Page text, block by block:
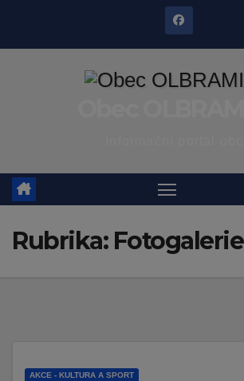
Rubrika: Fotogalerie
AKCE - KULTURA A SPORT